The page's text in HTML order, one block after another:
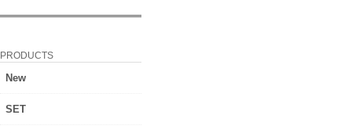
PRODUCTS
New
SET